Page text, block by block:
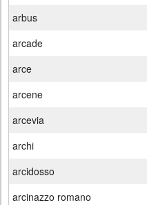
arbus
arcade
arce
arcene
arcevia
archi
arcidosso
arcinazzo romano